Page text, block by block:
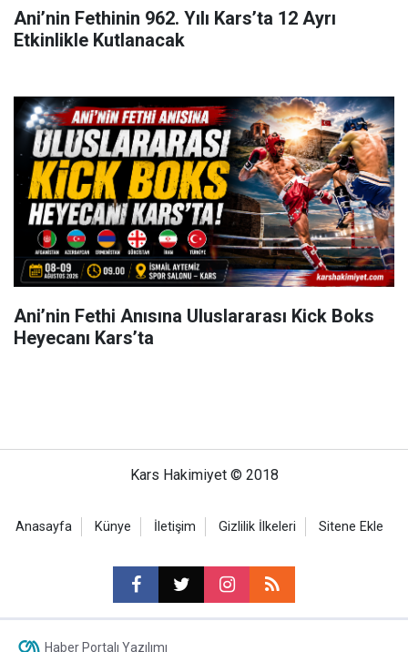
Ani’nin Fethinin 962. Yılı Kars’ta 12 Ayrı
Etkinlikle Kutlanacak
Ani’nin Fethi Anısına Uluslararası Kick Boks
Heyecanı Kars’ta
Kars Hakimiyet © 2018
Anasayfa Künye İletişim Gizlilik İlkeleri Sitene Ekle
Haber Portalı Yazılımı